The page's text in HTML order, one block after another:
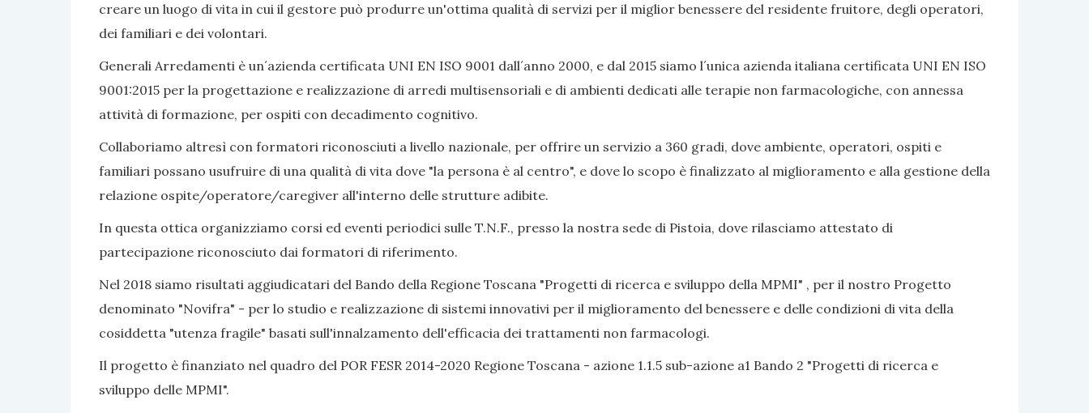
creare un luogo di vita in cui il gestore può produrre un'ottima qualità di servizi per il miglior benessere del residente fruitore, degli operatori,
dei familiari e dei volontari.
Generali Arredamenti è un´azienda certificata UNI EN ISO 9001 dall´anno 2000, e dal 2015 siamo l´unica azienda italiana certificata UNI EN ISO
9001:2015 per la progettazione e realizzazione di arredi multisensoriali e di ambienti dedicati alle terapie non farmacologiche, con annessa
attività di formazione, per ospiti con decadimento cognitivo.
Collaboriamo altresì con formatori riconosciuti a livello nazionale, per offrire un servizio a 360 gradi, dove ambiente, operatori, ospiti e
familiari possano usufruire di una qualità di vita dove "la persona è al centro", e dove lo scopo è finalizzato al miglioramento e alla gestione della
relazione ospite/operatore/caregiver all'interno delle strutture adibite.
In questa ottica organizziamo corsi ed eventi periodici sulle T.N.F., presso la nostra sede di Pistoia, dove rilasciamo attestato di
partecipazione riconosciuto dai formatori di riferimento.
Nel 2018 siamo risultati aggiudicatari del Bando della Regione Toscana "Progetti di ricerca e sviluppo della MPMI" , per il nostro Progetto
denominato "Novifra" - per lo studio e realizzazione di sistemi innovativi per il miglioramento del benessere e delle condizioni di vita della
cosiddetta "utenza fragile" basati sull'innalzamento dell'efficacia dei trattamenti non farmacologi.
Il progetto è finanziato nel quadro del POR FESR 2014-2020 Regione Toscana - azione 1.1.5 sub-azione a1 Bando 2 "Progetti di ricerca e
sviluppo delle MPMI".